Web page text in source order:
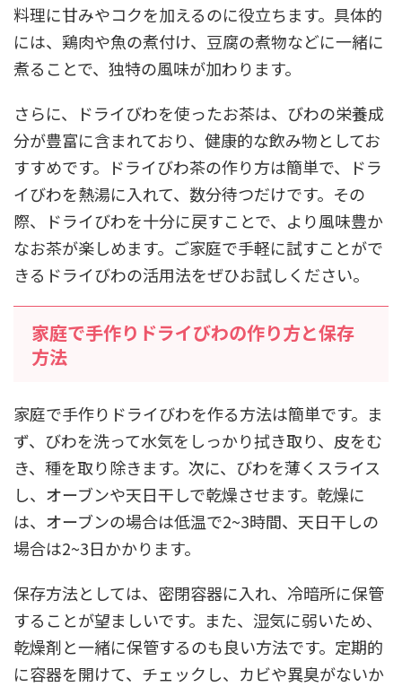
料理に甘みやコクを加えるのに役立ちます。具体的
には、鶏肉や魚の煮付け、豆腐の煮物などに一緒に
煮ることで、独特の風味が加わります。
さらに、ドライびわを使ったお茶は、びわの栄養成
分が豊富に含まれており、健康的な飲み物としてお
すすめです。ドライびわ茶の作り方は簡単で、ドラ
イびわを熱湯に入れて、数分待つだけです。その
際、ドライびわを十分に戻すことで、より風味豊か
なお茶が楽しめます。ご家庭で手軽に試すことがで
きるドライびわの活用法をぜひお試しください。
家庭で手作りドライびわの作り方と保存
方法
家庭で手作りドライびわを作る方法は簡単です。ま
ず、びわを洗って水気をしっかり拭き取り、皮をむ
き、種を取り除きます。次に、びわを薄くスライス
し、オーブンや天日干しで乾燥させます。乾燥に
は、オーブンの場合は低温で2~3時間、天日干しの
場合は2~3日かかります。
保存方法としては、密閉容器に入れ、冷暗所に保管
することが望ましいです。また、湿気に弱いため、
乾燥剤と一緒に保管するのも良い方法です。定期的
に容器を開けて、チェックし、カビや異臭がないか